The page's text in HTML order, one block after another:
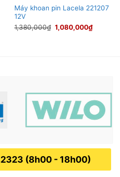
Máy khoan pin Lacela 221207
12V
1,380,000₫ Giá
gốc
1,080,000₫Giá
hiện
(8h00 - 18h00)